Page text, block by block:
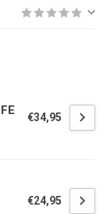
€34,95
€24,95